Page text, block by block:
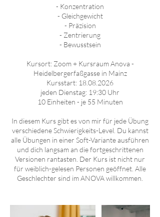
- Konzentration
- Gleichgewicht
- Präzision
- Zentrierung
- Bewusstsein
Kursort: Zoom + Kursraum Anova -
Heidelbergerfaßgasse in Mainz
Kursstart: 18.08.2026
jeden Dienstag: 19:30 Uhr
10 Einheiten - je 55 Minuten
In diesem Kurs gibt es von mir für jede Übung
verschiedene Schwierigkeits-Level. Du kannst
alle Übungen in einer Soft-Variante ausführen
und dich langsam an die fortgeschrittenen
Versionen rantasten. Der Kurs ist nicht nur
für weiblich-gelesen Personen geöffnet. Alle
Geschlechter sind im ANOVA willkommen.